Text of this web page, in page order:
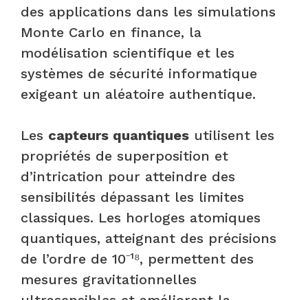
des applications dans les simulations
Monte Carlo en finance, la
modélisation scientifique et les
systèmes de sécurité informatique
exigeant un aléatoire authentique.
Les capteurs quantiques utilisent les
propriétés de superposition et
d’intrication pour atteindre des
sensibilités dépassant les limites
classiques. Les horloges atomiques
quantiques, atteignant des précisions
de l’ordre de 10⁻¹⁸, permettent des
mesures gravitationnelles